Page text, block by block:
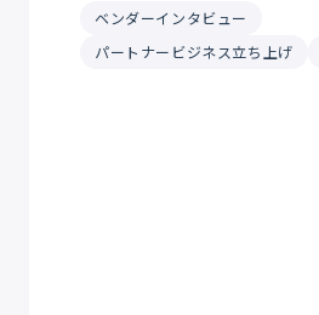
ベンダーインタビュー
パートナービジネス立ち上げ